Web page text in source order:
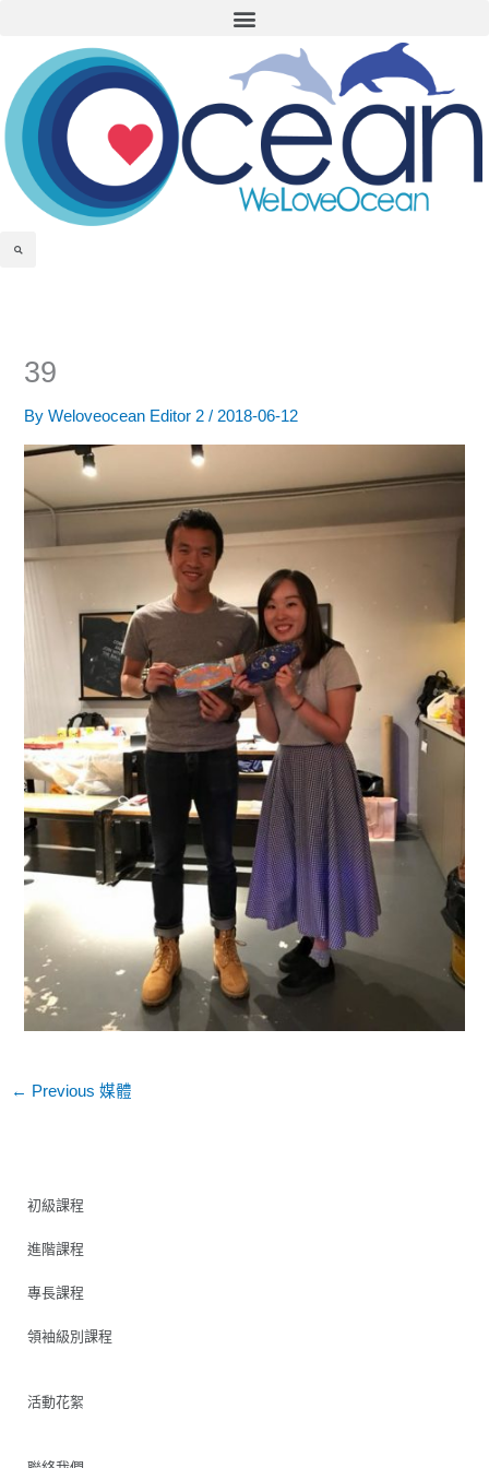
content
Menu
Search
39
ByWeloveocean Editor 2/ 2018-06-12
← Previous 媒體
初級課程
進階課程
專長課程
領袖級別課程
活動花絮